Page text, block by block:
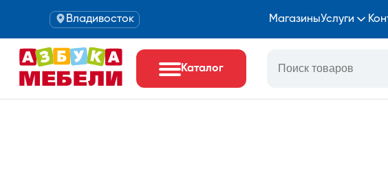
Владивосток МагазиныУслуги
Каталог